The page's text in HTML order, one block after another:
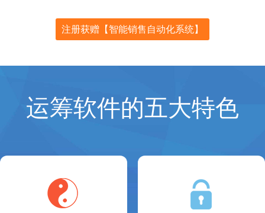
注册获赠【智能销售自动化系统】
运筹软件的五大特色